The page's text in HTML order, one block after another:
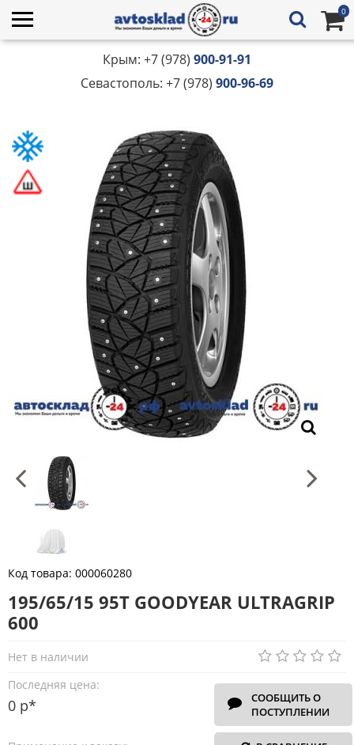
0
Крым: +7 (978) 900-91-91
Севастополь: +7 (978) 900-96-69
Код товара: 000060280
195/65/15 95T GOODYEAR ULTRAGRIP
600
Нет в наличии
Последняя цена:
0 р*
СООБЩИТЬ О
ПОСТУПЛЕНИИ